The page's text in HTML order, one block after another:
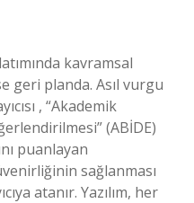
kavramsal
geri planda. Asıl vurgu
, “Akademik
(ABİDE)
puanlayan
sağlanması
atanır. Yazılım, her